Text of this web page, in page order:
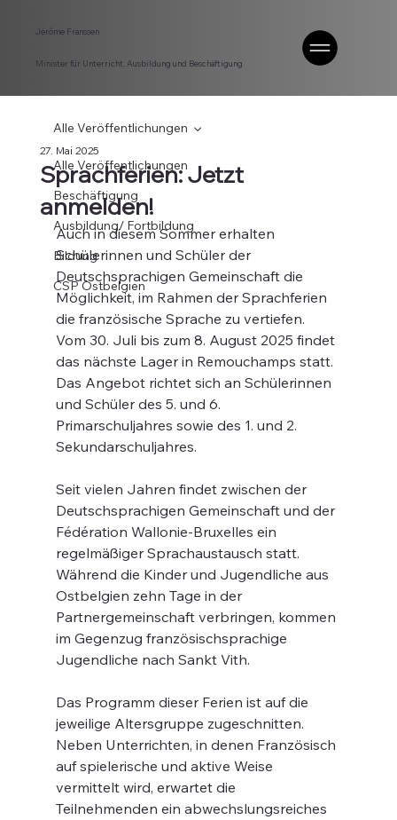
Minister für Unterricht, Ausbildung und Beschäftigung
Jérôme Franssen
Alle Veröffentlichungen
Beschäftigung
Ausbildung/ Fortbildung
Bildung
CSP Ostbelgien
Alle Veröffentlichungen
Sprachferien: Jetzt
anmelden!
27. Mai 2025
Auch in diesem Sommer erhalten
Schülerinnen und Schüler der
Deutschsprachigen Gemeinschaft die
Möglichkeit, im Rahmen der Sprachferien
die französische Sprache zu vertiefen.
Vom 30. Juli bis zum 8. August 2025 findet
das nächste Lager in Remouchamps statt.
Das Angebot richtet sich an Schülerinnen
und Schüler des 5. und 6.
Primarschuljahres sowie des 1. und 2.
Sekundarschuljahres.
Seit vielen Jahren findet zwischen der
Deutschsprachigen Gemeinschaft und der
Fédération Wallonie-Bruxelles ein
regelmäßiger Sprachaustausch statt.
Während die Kinder und Jugendliche aus
Ostbelgien zehn Tage in der
Partnergemeinschaft verbringen, kommen
im Gegenzug französischsprachige
Jugendliche nach Sankt Vith.
Das Programm dieser Ferien ist auf die
jeweilige Altersgruppe zugeschnitten.
Neben Unterrichten, in denen Französisch
auf spielerische und aktive Weise
vermittelt wird, erwartet die
Teilnehmenden ein abwechslungsreiches